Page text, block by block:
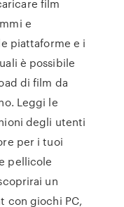
film
e
piattaforme e i
è possibile
di film da
Leggi le
degli utenti
per i tuoi
pellicole
un
con giochi PC,